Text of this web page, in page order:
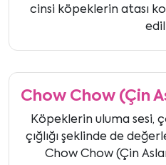
cinsi köpeklerin atası
Chow Chow (Çin
Köpeklerin uluma sesi,
çığlığı şeklinde de
Chow Chow (Çin